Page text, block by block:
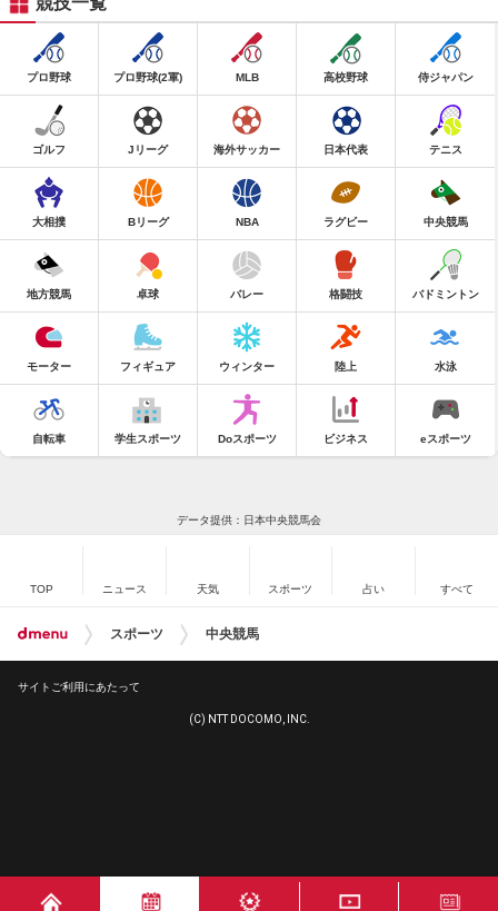
プロ野球 プロ野球(2軍) MLB 高校野球 侍ジャパン
ゴルフ Jリーグ 海外サッカー 日本代表 テニス
大相撲 Bリーグ NBA ラグビー 中央競馬
地方競馬 卓球 バレー 格闘技 バドミントン
モーター フィギュア ウィンター 陸上 水泳
自転車 学生スポーツ Doスポーツ ビジネス eスポーツ
データ提供：日本中央競馬会
TOP ニュース 天気 スポーツ 占い すべて
スポーツ 中央競馬
サイトご利用にあたって
(C) NTT DOCOMO, INC.